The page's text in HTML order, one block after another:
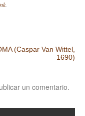
.
(Caspar Van Wittel,
1690)
un comentario.